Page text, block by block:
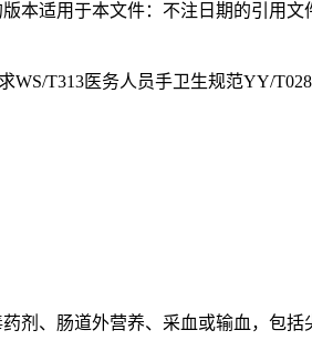
适用于本文件：不注日期的引用文
T313医务人员手卫生规范YY/
剂、肠道外营养、采血或输血，包